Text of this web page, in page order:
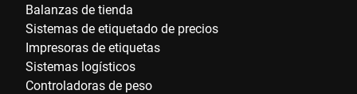
Balanzas de tienda
Sistemas de etiquetado de precios
Impresoras de etiquetas
Sistemas logísticos
Controladoras de peso